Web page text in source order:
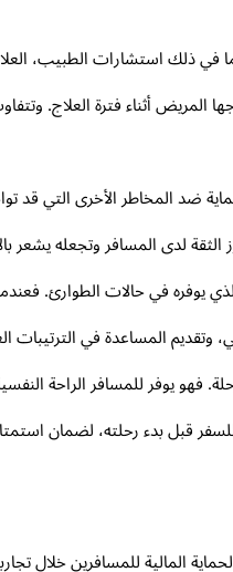
ذلك استشارات الطبيب،
المريض أثناء فترة
ضد المخاطر الأخرى التي قد
لدى المسافر وتجعله يشعر
يوفره في حالات الطوارئ.
المساعدة في الترتيبات
يوفر للمسافر الراحة
قبل بدء رحلته، لضمان
المالية للمسافرين